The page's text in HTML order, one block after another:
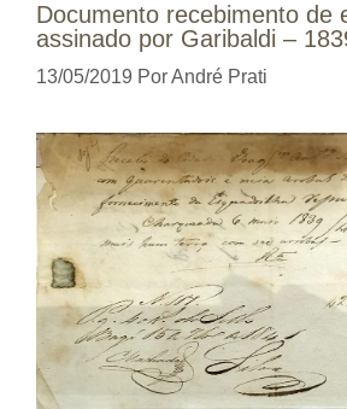
Documento recebimento de
assinado por Garibaldi –
13/05/2019 PorAndré Prati